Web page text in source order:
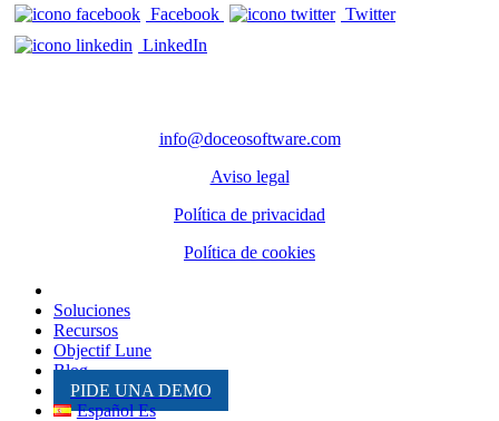
Facebook
Twitter
LinkedIn
info@doceosoftware.com
Aviso legal
Política de privacidad
Política de cookies
Soluciones
Recursos
Objectif Lune
Blog
PIDE UNA DEMO
Español Es